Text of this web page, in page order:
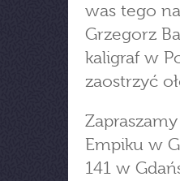
was tego
Grzegorz
kaligraf w
zaostrzyć
Empiku w
141 w